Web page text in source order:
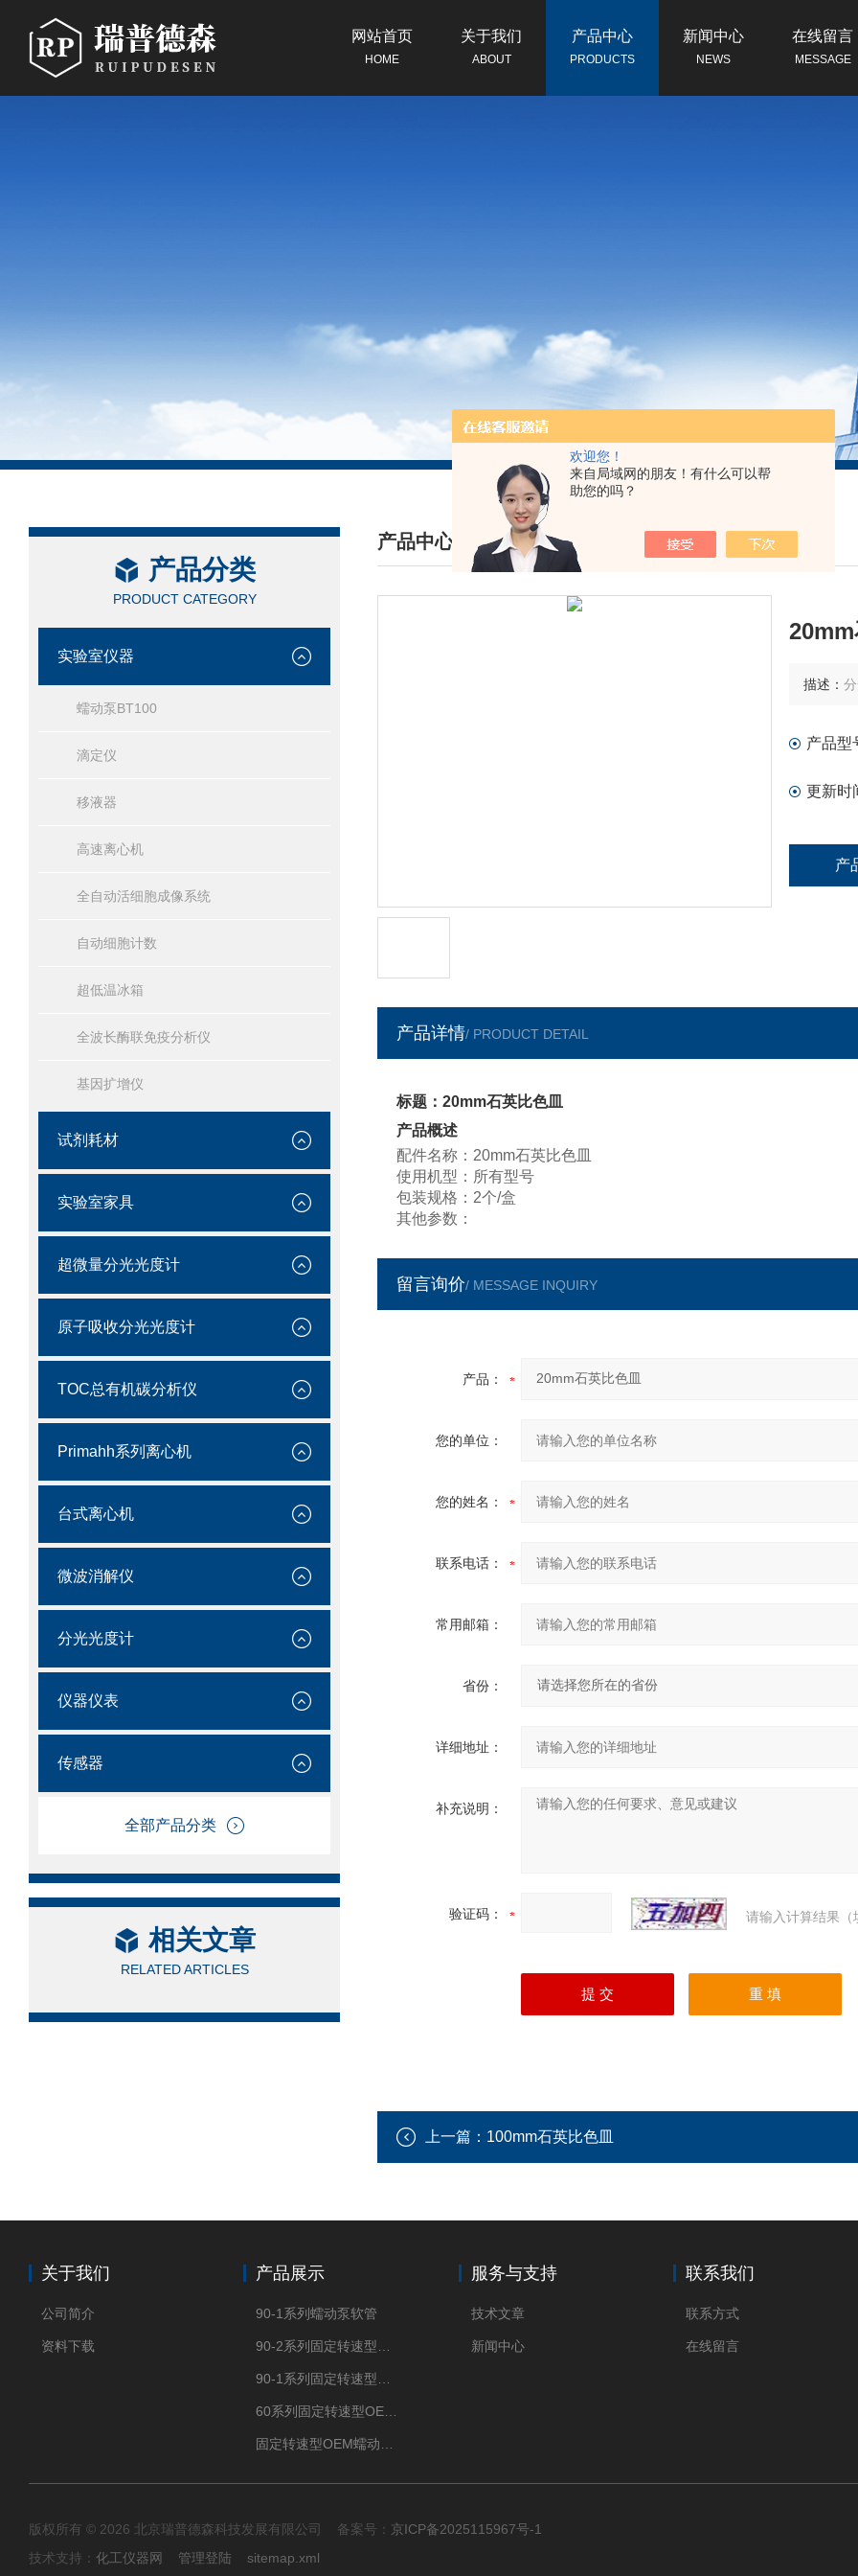
欢迎您！
来自局域网的朋友！有什么可以帮
助您的吗？
网站首页
HOME
关于我们
ABOUT
产品中心
PRODUCTS
新闻中心
NEWS
在线留言
MESSAGE
产品分类
PRODUCT CATEGORY
实验室仪器
蠕动泵BT100
滴定仪
移液器
高速离心机
全自动活细胞成像系统
自动细胞计数
超低温冰箱
全波长酶联免疫分析仪
基因扩增仪
试剂耗材
实验室家具
超微量分光光度计
原子吸收分光光度计
TOC总有机碳分析仪
Primahh系列离心机
台式离心机
微波消解仪
分光光度计
仪器仪表
传感器
全部产品分类
相关文章
RELATED ARTICLES
产品中心
/ PRODUCTS CENTER
描述：
产品型
更新时
产
产品详情/ PRODUCT DETAIL
标题：20mm石英比色皿
产品概述
配件名称：20mm石英比色皿
使用机型：所有型号
包装规格：2个/盒
其他参数：
留言询价/ MESSAGE INQUIRY
产品：
您的单位：
您的姓名：
联系电话：
常用邮箱：
省份：
详细地址：
补充说明：
验证码： 请输入计算结果（
上一篇： 100mm石英比色皿
关于我们
公司简介
资料下载
产品展示
90-1系列蠕动泵软管
服务与支持
技术文章
新闻中心
联系我们
联系方式
在线留言
版权所有 © 2026 北京瑞普德森科技发展有限公司 备案号： 京ICP备2025115967号-1
技术支持： 化工仪器网 管理登陆 sitemap.xml